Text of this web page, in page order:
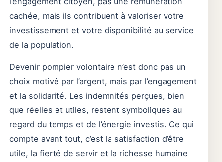
cachée, mais ils contribuent à valoriser votre
investissement et votre disponibilité au service
de la population.
Devenir pompier volontaire n’est donc pas un
choix motivé par l’argent, mais par l’engagement
et la solidarité. Les indemnités perçues, bien
que réelles et utiles, restent symboliques au
regard du temps et de l’énergie investis. Ce qui
compte avant tout, c’est la satisfaction d’être
utile, la fierté de servir et la richesse humaine